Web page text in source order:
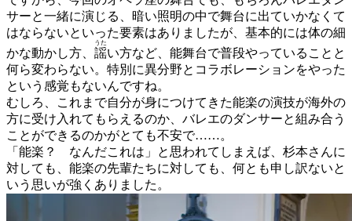
サーと一緒に演じる、暗い照明の中で舞台に出ていかなくて
はならないといった要素はありましたが、基本的には体の細
かな動かし方、 謡
うた
い方など、能舞台で普段やっていることと
何ら変わらない。特別に異分野とコラボレーションをやった
という感覚もないんですね。
むしろ、これまで自分が身につけてきた能楽の演技が海外の
方に受け入れてもらえるのか、バレエのダンサーと組み合う
ことができるのかがとても不安で……。
「能楽？ なんだこれは」と思われてしまえば、杉本さんに
対しても、能楽の先輩たちに対しても、何とも申し訳ないと
いう思いが強くありました。